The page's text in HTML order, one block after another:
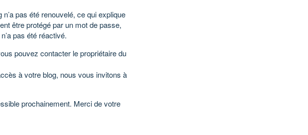
pas été renouvelé, ce qui explique
être protégé par un mot de passe,
pas été réactivé.
pouvez contacter le propriétaire du
à votre blog, nous vous invitons à
prochainement. Merci de votre